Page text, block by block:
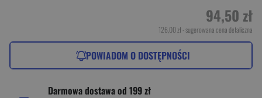
94,50 zł
126,00 zł- sugerowana cena detaliczna
POWIADOM O DOSTĘPNOŚCI
Darmowa dostawa od 199 zł